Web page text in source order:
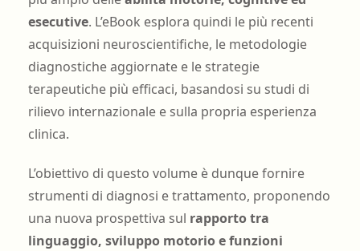
esecutive. L’eBook esplora quindi le più recenti
acquisizioni neuroscientifiche, le metodologie
diagnostiche aggiornate e le strategie
terapeutiche più efficaci, basandosi su studi di
rilievo internazionale e sulla propria esperienza
clinica.
L’obiettivo di questo volume è dunque fornire
strumenti di diagnosi e trattamento, proponendo
una nuova prospettiva sul rapporto tra
linguaggio, sviluppo motorio e funzioni